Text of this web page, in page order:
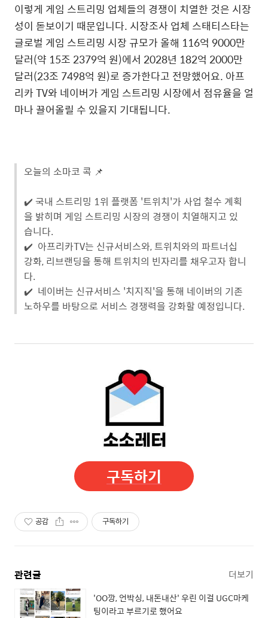
이렇게 게임 스트리밍 업체들의 경쟁이 치열한 것은 시장
성이 돋보이기 때문입니다. 시장조사 업체 스태티스타는
글로벌 게임 스트리밍 시장 규모가 올해 116억 9000만
달러(약 15조 2379억 원)에서 2028년 182억 2000만
달러(23조 7498억 원)로 증가한다고 전망했어요. 아프
리카 TV와 네이버가 게임 스트리밍 시장에서 점유율을 얼
마나 끌어올릴 수 있을지 기대됩니다.
오늘의 소마코 콕 📌
✔️ 국내 스트리밍 1위 플랫폼 '트위치'가 사업 철수 계획
을 밝히며 게임 스트리밍 시장의 경쟁이 치열해지고 있
습니다.
✔️ 아프리카TV는 신규서비스와, 트위치와의 파트너십
강화, 리브랜딩을 통해 트위치의 빈자리를 채우고자 합니
다.
✔️ 네이버는 신규서비스 '치지직'을 통해 네이버의 기존
노하우를 바탕으로 서비스 경쟁력을 강화할 예정입니다.
구독하기
공감 구독하기
관련글 더보기
'OO깡, 언박싱, 내돈내산' 우린 이걸 UGC마케
팅이라고 부르기로 했어요